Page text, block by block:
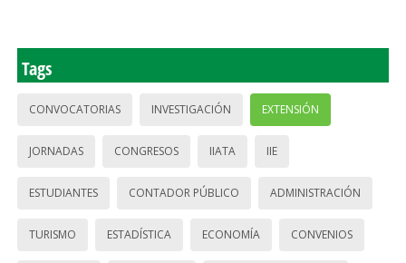
Tags
CONVOCATORIAS INVESTIGACIÓN EXTENSIÓN
JORNADAS CONGRESOS IIATA IIE
ESTUDIANTES CONTADOR PÚBLICO ADMINISTRACIÓN
TURISMO ESTADÍSTICA ECONOMÍA CONVENIOS